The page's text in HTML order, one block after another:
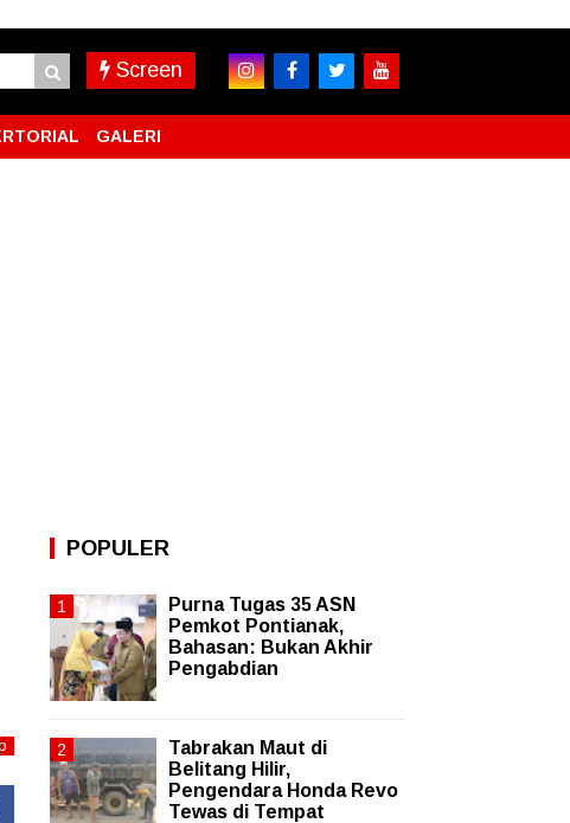
Screen
GALERI
POPULER
Purna Tugas 35 ASN
Pemkot Pontianak,
Bahasan: Bukan Akhir
Pengabdian
Tabrakan Maut di
Belitang Hilir,
Pengendara Honda Revo
Tewas di Tempat